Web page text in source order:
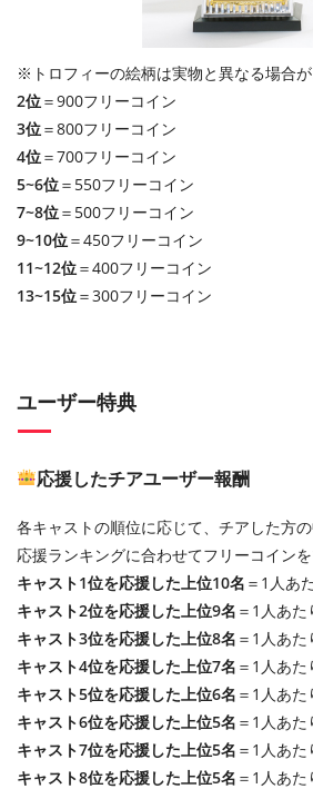
※トロフィーの絵柄は実物と異なる場合が
2位＝900フリーコイン
3位＝800フリーコイン
4位＝700フリーコイン
5~6位＝550フリーコイン
7~8位＝500フリーコイン
9~10位＝450フリーコイン
11~12位＝400フリーコイン
13~15位＝300フリーコイン
ユーザー特典
応援したチアユーザー報酬
各キャストの順位に応じて、チアした方
応援ランキングに合わせてフリーコイン
キャスト1位を応援した上位10名 ＝1人あ
キャスト2位を応援した上位9名 ＝1人あ
キャスト3位を応援した上位8名 ＝1人あ
キャスト4位を応援した上位7名 ＝1人あ
キャスト5位を応援した上位6名 ＝1人あ
キャスト6位を応援した上位5名 ＝1人あ
キャスト7位を応援した上位5名 ＝1人あ
キャスト8位を応援した上位5名 ＝1人あ